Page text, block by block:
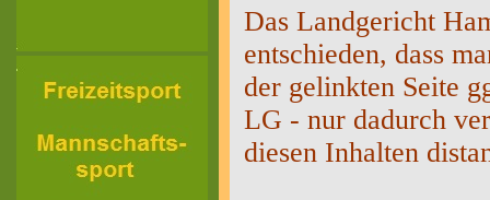
Das Landgericht
entschieden, dass
der gelinkten Seite
LG - nur dadurch
diesen Inhalten